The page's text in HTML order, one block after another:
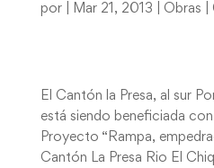
por Mar 21, 2013 Obras
El Cantón la Presa, al sur
está siendo beneficiada
Proyecto “Rampa,
Cantón La Presa Rio El